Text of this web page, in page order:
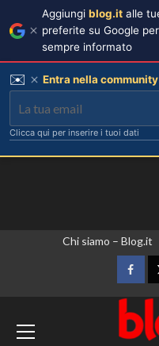
Chi siamo – Blog.it
Aggiungi blog.it alle
preferite su Google
sempre informato
✉️ Entra nella
Clicca qui per inserire i tuoi dati